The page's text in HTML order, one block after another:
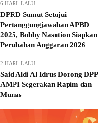
6 HARI LALU
DPRD Sumut Setujui
Pertanggungjawaban APBD
2025, Bobby Nasution Siapkan
Perubahan Anggaran 2026
2 HARI LALU
Said Aldi Al Idrus Dorong DPP
AMPI Segerakan Rapim dan
Munas